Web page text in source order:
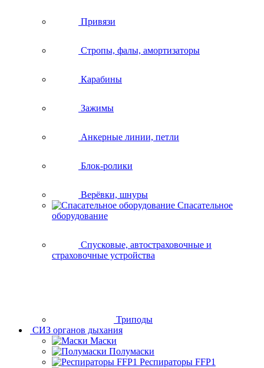
Привязи
Стропы, фалы, амортизаторы
Карабины
Зажимы
Анкерные линии, петли
Блок-ролики
Верёвки, шнуры
Спасательное
оборудование
Спусковые, автостраховочные и
страховочные устройства
Триподы
СИЗ органов дыхания
Маски
Полумаски
Респираторы FFP1